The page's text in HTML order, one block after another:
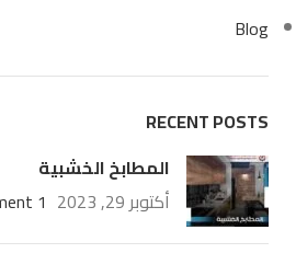
Blog
RECENT POSTS
المطابخ الخشبية
أكتوبر 29, 2023
1 Comment